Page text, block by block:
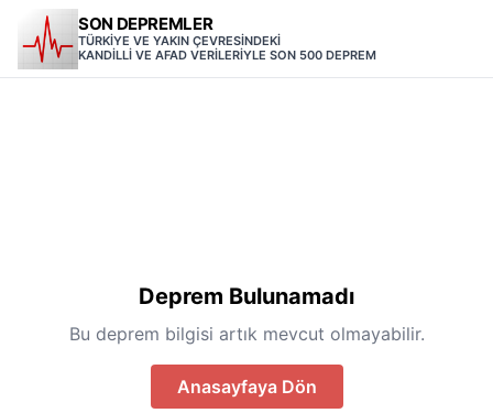
SON DEPREMLER
TÜRKİYE VE YAKIN ÇEVRESİNDEKİ
KANDİLLİ VE AFAD VERİLERİYLE SON 500 DEPREM
Deprem Bulunamadı
Bu deprem bilgisi artık mevcut olmayabilir.
Anasayfaya Dön